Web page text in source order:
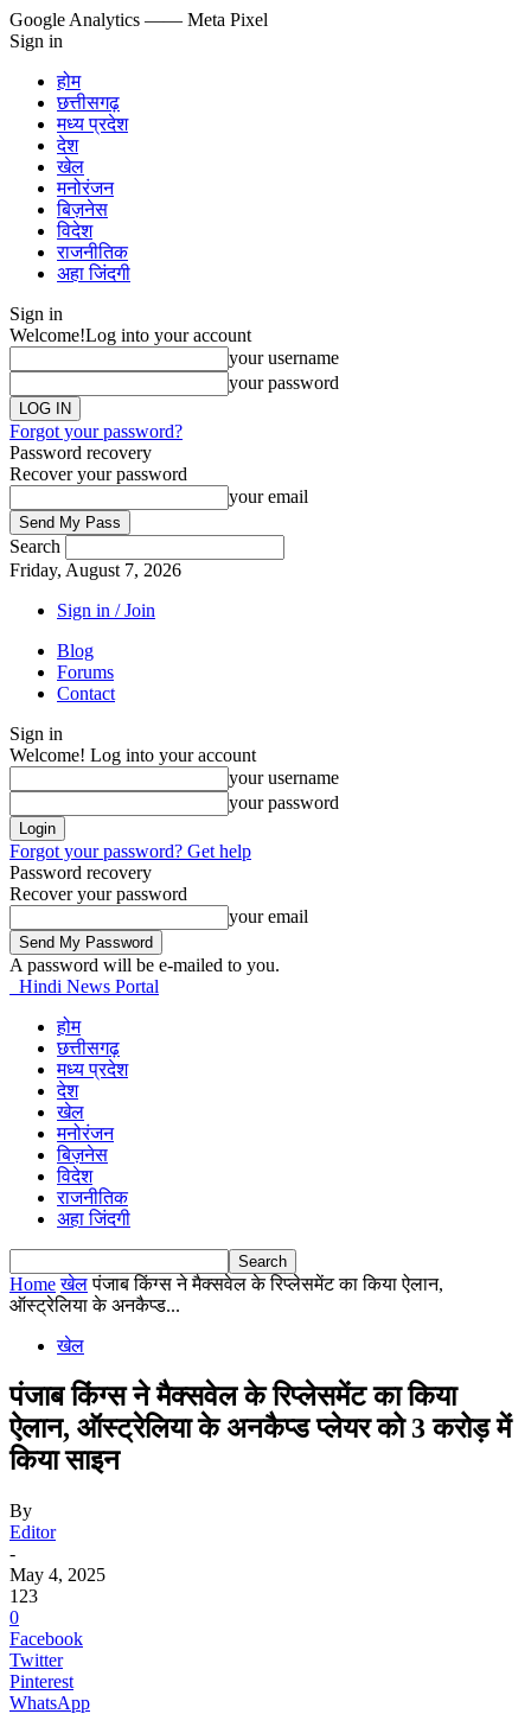
Google Analytics —— Meta Pixel
Sign in
होम
छत्तीसगढ़
मध्य प्रदेश
देश
खेल
मनोरंजन
बिज़नेस
विदेश
राजनीतिक
अहा जिंदगी
Sign in
Welcome!Log into your account
your username
your password
Forgot your password?
Password recovery
Recover your password
your email
Search
Friday, August 7, 2026
Sign in / Join
Blog
Forums
Contact
Sign in
Welcome! Log into your account
your username
your password
Forgot your password? Get help
Password recovery
Recover your password
your email
A password will be e-mailed to you.
Hindi News Portal
होम
छत्तीसगढ़
मध्य प्रदेश
देश
खेल
मनोरंजन
बिज़नेस
विदेश
राजनीतिक
अहा जिंदगी
Home खेल पंजाब किंग्स ने मैक्सवेल के रिप्लेसमेंट का किया ऐलान,
ऑस्ट्रेलिया के अनकैप्ड...
खेल
पंजाब किंग्स ने मैक्सवेल के रिप्लेसमेंट का किया
ऐलान, ऑस्ट्रेलिया के अनकैप्ड प्लेयर को 3 करोड़ में
किया साइन
By
Editor
-
May 4, 2025
123
0
Facebook
Twitter
Pinterest
WhatsApp